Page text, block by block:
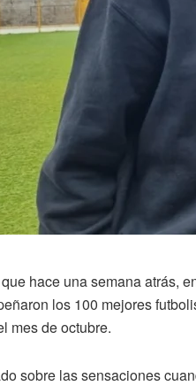
hace una semana atrás,
los 100 mejores
mes de octubre.
sobre las sensaciones